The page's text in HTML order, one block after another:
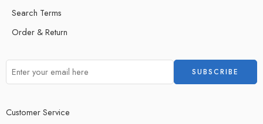
Search Terms
Order & Return
Customer Service